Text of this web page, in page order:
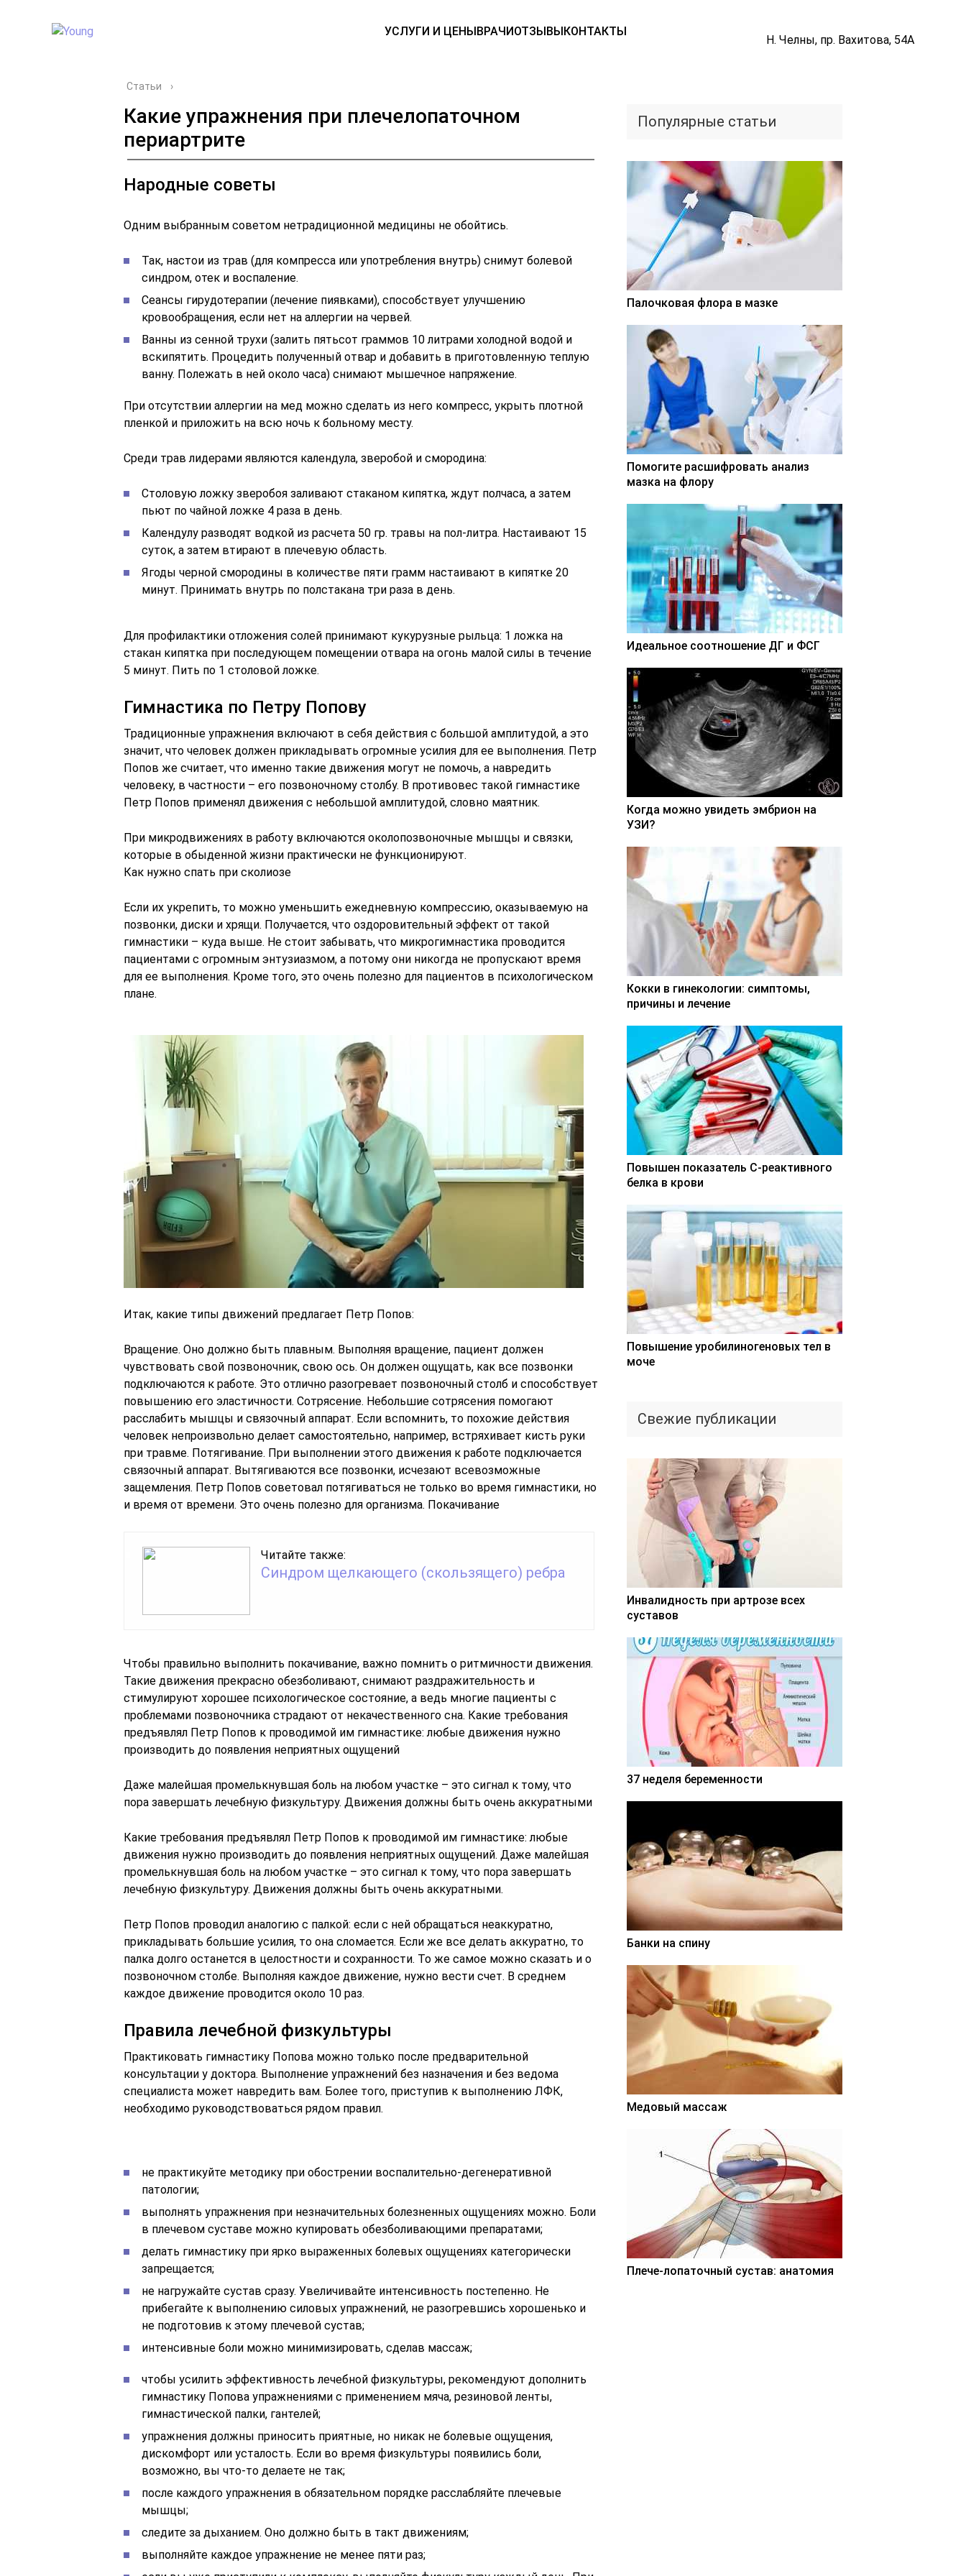
УСЛУГИ И ЦЕНЫВРАЧИОТЗЫВЫКОНТАКТЫ
Н. Челны, пр. Вахитова, 54А
Статьи ›
Какие упражнения при плечелопаточном
периартрите
Народные советы
Одним выбранным советом нетрадиционной медицины не обойтись.
Так, настои из трав (для компресса или употребления внутрь) снимут болевой
синдром, отек и воспаление.
Сеансы гирудотерапии (лечение пиявками), способствует улучшению
кровообращения, если нет на аллергии на червей.
Ванны из сенной трухи (залить пятьсот граммов 10 литрами холодной водой и
вскипятить. Процедить полученный отвар и добавить в приготовленную теплую
ванну. Полежать в ней около часа) снимают мышечное напряжение.
При отсутствии аллергии на мед можно сделать из него компресс, укрыть плотной
пленкой и приложить на всю ночь к больному месту.
Среди трав лидерами являются календула, зверобой и смородина:
Столовую ложку зверобоя заливают стаканом кипятка, ждут полчаса, а затем
пьют по чайной ложке 4 раза в день.
Календулу разводят водкой из расчета 50 гр. травы на пол-литра. Настаивают 15
суток, а затем втирают в плечевую область.
Ягоды черной смородины в количестве пяти грамм настаивают в кипятке 20
минут. Принимать внутрь по полстакана три раза в день.
Для профилактики отложения солей принимают кукурузные рыльца: 1 ложка на
стакан кипятка при последующем помещении отвара на огонь малой силы в течение
5 минут. Пить по 1 столовой ложке.
Гимнастика по Петру Попову
Традиционные упражнения включают в себя действия с большой амплитудой, а это
значит, что человек должен прикладывать огромные усилия для ее выполнения. Петр
Попов же считает, что именно такие движения могут не помочь, а навредить
человеку, в частности – его позвоночному столбу. В противовес такой гимнастике
Петр Попов применял движения с небольшой амплитудой, словно маятник.
При микродвижениях в работу включаются околопозвоночные мышцы и связки,
которые в обыденной жизни практически не функционируют.
Как нужно спать при сколиозе
Если их укрепить, то можно уменьшить ежедневную компрессию, оказываемую на
позвонки, диски и хрящи. Получается, что оздоровительный эффект от такой
гимнастики – куда выше. Не стоит забывать, что микрогимнастика проводится
пациентами с огромным энтузиазмом, а потому они никогда не пропускают время
для ее выполнения. Кроме того, это очень полезно для пациентов в психологическом
плане.
Итак, какие типы движений предлагает Петр Попов:
Вращение. Оно должно быть плавным. Выполняя вращение, пациент должен
чувствовать свой позвоночник, свою ось. Он должен ощущать, как все позвонки
подключаются к работе. Это отлично разогревает позвоночный столб и способствует
повышению его эластичности. Сотрясение. Небольшие сотрясения помогают
расслабить мышцы и связочный аппарат. Если вспомнить, то похожие действия
человек непроизвольно делает самостоятельно, например, встряхивает кисть руки
при травме. Потягивание. При выполнении этого движения к работе подключается
связочный аппарат. Вытягиваются все позвонки, исчезают всевозможные
защемления. Петр Попов советовал потягиваться не только во время гимнастики, но
и время от времени. Это очень полезно для организма. Покачивание
Читайте также:
Синдром щелкающего (скользящего) ребра
Чтобы правильно выполнить покачивание, важно помнить о ритмичности движения.
Такие движения прекрасно обезболивают, снимают раздражительность и
стимулируют хорошее психологическое состояние, а ведь многие пациенты с
проблемами позвоночника страдают от некачественного сна. Какие требования
предъявлял Петр Попов к проводимой им гимнастике: любые движения нужно
производить до появления неприятных ощущений
Даже малейшая промелькнувшая боль на любом участке – это сигнал к тому, что
пора завершать лечебную физкультуру. Движения должны быть очень аккуратными
Какие требования предъявлял Петр Попов к проводимой им гимнастике: любые
движения нужно производить до появления неприятных ощущений. Даже малейшая
промелькнувшая боль на любом участке – это сигнал к тому, что пора завершать
лечебную физкультуру. Движения должны быть очень аккуратными.
Петр Попов проводил аналогию с палкой: если с ней обращаться неаккуратно,
прикладывать большие усилия, то она сломается. Если же все делать аккуратно, то
палка долго останется в целостности и сохранности. То же самое можно сказать и о
позвоночном столбе. Выполняя каждое движение, нужно вести счет. В среднем
каждое движение проводится около 10 раз.
Правила лечебной физкультуры
Практиковать гимнастику Попова можно только после предварительной
консультации у доктора. Выполнение упражнений без назначения и без ведома
специалиста может навредить вам. Более того, приступив к выполнению ЛФК,
необходимо руководствоваться рядом правил.
не практикуйте методику при обострении воспалительно-дегенеративной
патологии;
выполнять упражнения при незначительных болезненных ощущениях можно. Боли
в плечевом суставе можно купировать обезболивающими препаратами;
делать гимнастику при ярко выраженных болевых ощущениях категорически
запрещается;
не нагружайте сустав сразу. Увеличивайте интенсивность постепенно. Не
прибегайте к выполнению силовых упражнений, не разогревшись хорошенько и
не подготовив к этому плечевой сустав;
интенсивные боли можно минимизировать, сделав массаж;
чтобы усилить эффективность лечебной физкультуры, рекомендуют дополнить
гимнастику Попова упражнениями с применением мяча, резиновой ленты,
гимнастической палки, гантелей;
упражнения должны приносить приятные, но никак не болевые ощущения,
дискомфорт или усталость. Если во время физкультуры появились боли,
возможно, вы что-то делаете не так;
после каждого упражнения в обязательном порядке расслабляйте плечевые
мышцы;
следите за дыханием. Оно должно быть в такт движениям;
выполняйте каждое упражнение не менее пяти раз;
Популярные статьи
Палочковая флора в мазке
Помогите расшифровать анализ
мазка на флору
Идеальное соотношение ДГ и ФСГ
Когда можно увидеть эмбрион на
УЗИ?
Кокки в гинекологии: симптомы,
причины и лечение
Повышен показатель С-реактивного
белка в крови
Повышение уробилиногеновых тел в
моче
Свежие публикации
Инвалидность при артрозе всех
суставов
37 неделя беременности
Банки на спину
Медовый массаж
Плече-лопаточный сустав: анатомия